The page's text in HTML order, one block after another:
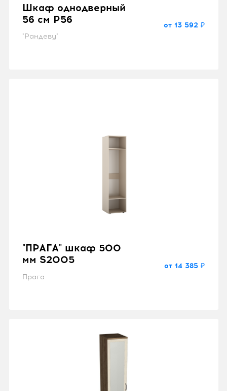
Шкаф однодверный
56 см P56
"Рандеву"
от 13 592 ₽
"ПРАГА" шкаф 500
мм S2005
Прага
от 14 385 ₽